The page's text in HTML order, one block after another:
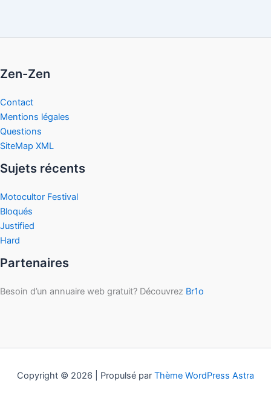
Zen-Zen
Contact
Mentions légales
Questions
SiteMap XML
Sujets récents
Motocultor Festival
Bloqués
Justified
Hard
Partenaires
Besoin d’un annuaire web gratuit? Découvrez Br1o
Copyright © 2026 | Propulsé par Thème WordPress Astra